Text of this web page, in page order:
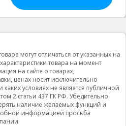
могут отличаться от указанных на
товара на момент
на сайте о товарах,
ценах носит исключительно
условиях не является публичной
2 статьи 437 ГК РФ. Убедительно
наличие желаемых функций и
информацией просьба